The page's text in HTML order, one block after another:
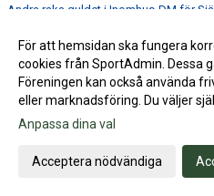
Andra raka guldet i Inomhus-DM för
Knackig insats i vinst mot Domsjö IF
Inomhusfotboll 30/1: Själevads IK -
Edmark kan inte fullfölja sin
Sjöström får chansen i A-laget!
För att hemsidan ska fungera
cookies från SportAdmin. Dessa
Föreningen kan också använda
eller marknadsföring. Du väljer
Anpassa dina val
Acceptera nödvändiga